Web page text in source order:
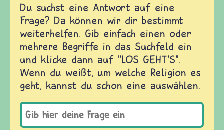
Du suchst eine Antwort auf eine
Frage? Da können wir dir bestimmt
weiterhelfen. Gib einfach einen oder
mehrere Begriffe in das Suchfeld ein
und klicke dann auf "LOS GEHT'S".
Wenn du weißt, um welche Religion es
geht, kannst du schon eine auswählen.